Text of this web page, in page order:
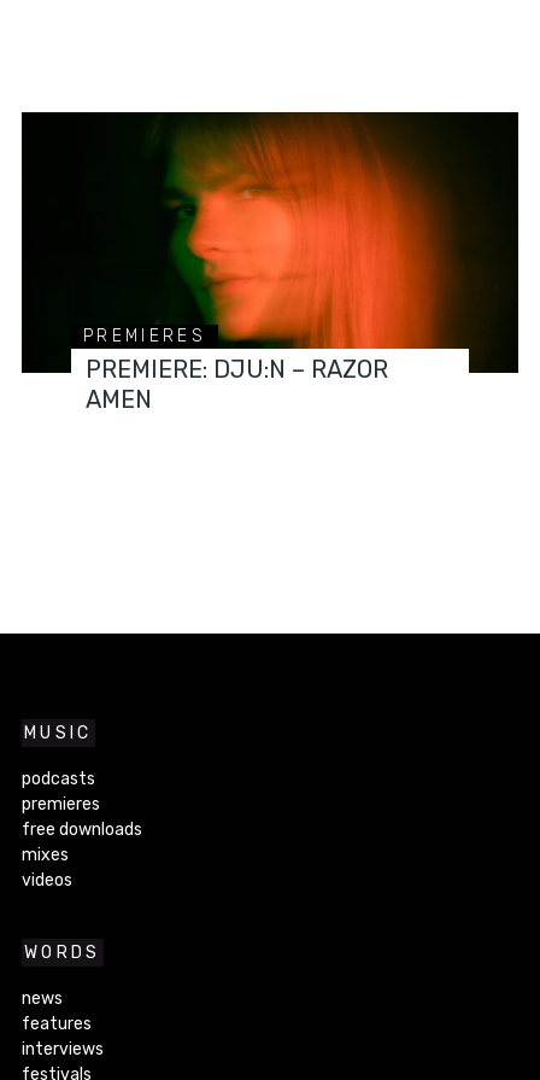
PREMIERES
PREMIERE: DJU:N – RAZOR
AMEN
MUSIC
podcasts
premieres
free downloads
mixes
videos
WORDS
news
features
interviews
festivals